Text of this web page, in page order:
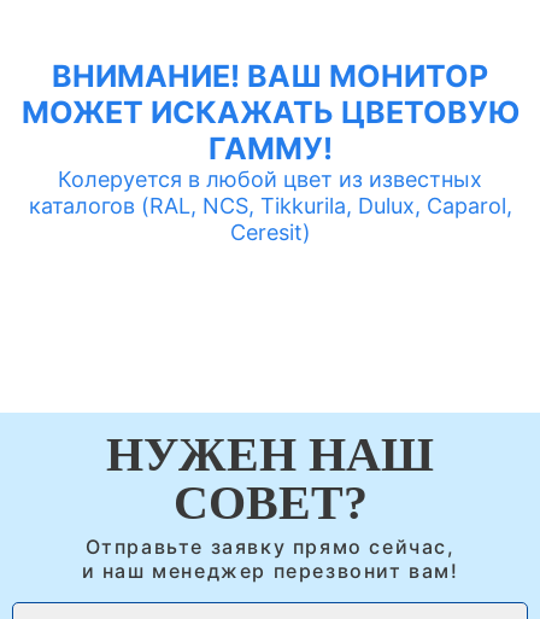
ВНИМАНИЕ! ВАШ МОНИТОР
МОЖЕТ ИСКАЖАТЬ ЦВЕТОВУЮ
ГАММУ!
Колеруется в любой цвет из известных
каталогов (RAL, NCS, Tikkurila, Dulux, Caparol,
Ceresit)
НУЖЕН НАШ
СОВЕТ?
Отправьте заявку прямо сейчас,
и наш менеджер перезвонит вам!